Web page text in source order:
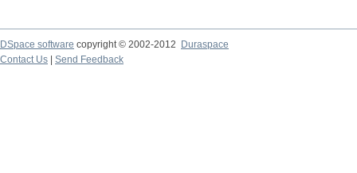
DSpace software copyright © 2002-2012
Duraspace
Contact Us
Send Feedback